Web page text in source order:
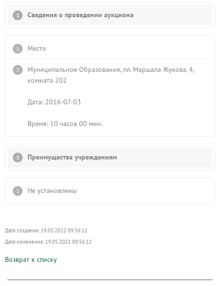
Сведения о проведении аукциона
Место
Муниципальное Образование, пл. Маршала Жукова, 4,
комната 202
Дата: 2016-07-03
Время: 10 часов 00 мин.
Преимущества учреждениям
Не установлены
Дата создания: 19.05.2022 09:56:12
Дата изменения: 19.05.2022 09:56:12
Возврат к списку